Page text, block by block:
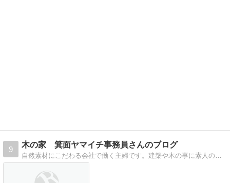
9
木の家 箕面ヤマイチ事務員さんのブログ
自然素材にこだわる会社で働く主婦です。建築や木の事に素人の私が感じた日々の事を書いています。